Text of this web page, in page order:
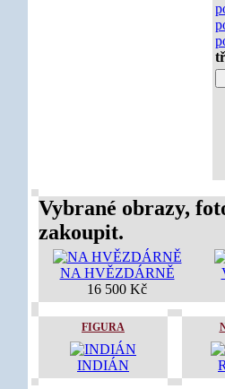
Vybrané obrazy,
zakoupit.
NA HVĚZDÁRNĚ
16 500 Kč
FIGURA
INDIÁN